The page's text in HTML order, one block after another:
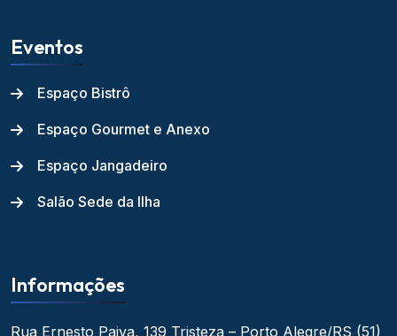
Eventos
Espaço Bistrô
Espaço Gourmet e Anexo
Espaço Jangadeiro
Salão Sede da Ilha
Informações
Rua Ernesto Paiva, 139 Tristeza – Porto Alegre/RS (51)